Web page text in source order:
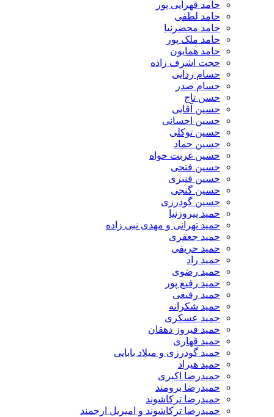
حامد قهرایی پور
حامد لطفی
حامد محضرنیا
حامد ملک پور
حامد همایون
حجت اشرف زاده
حسام ردایی
حسام صدر
حسن تاج
حسین آقایی
حسین احسانی
حسین توکلی
حسین حماد
حسین غربت خواه
حسین فتحی
حسین قنبری
حسین گنجی
حسین گودرزی
حمید پیروزنیا
حمید تهرانی و مهدی نبی زاده
حمید جعفری
حمید حریفی
حمید راد
حمید رضوی
حمید رفیع پور
حمید رفیعی
حمید شکرانه
حمید عسکری
حمید فیروز دهقان
حمید قهاری
حمید گودرزی و میلاد بابایی
حمید هیراد
حمیدرضا اکبری
حمیدرضا برومند
حمیدرضا ترکاشوند
حمیدرضا ترکاشوند و امیریل ارجمند